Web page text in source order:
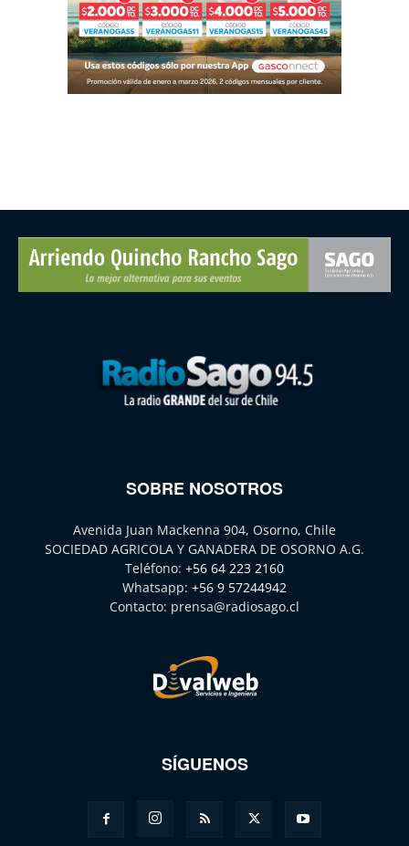
SOBRE NOSOTROS
Avenida Juan Mackenna 904, Osorno, Chile
SOCIEDAD AGRICOLA Y GANADERA DE OSORNO A.G.
Teléfono: +56 64 223 2160
Whatsapp: +56 9 57244942
Contacto: prensa@radiosago.cl
SÍGUENOS